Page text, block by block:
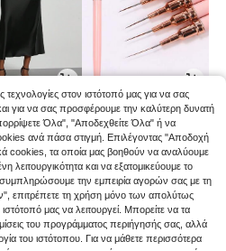
-1% 3.54€3.58€ -1%
στον ιστότοπό μας για να σας
για να σας προσφέρουμε την καλύτερη δυνατή
Όλα", "Αποδεχθείτε Όλα" ή να
ανά πάσα στιγμή. Επιλέγοντας "Αποδοχή
cookies, τα οποία μας βοηθούν να αναλύουμε
λειτουργικότητα και να εξατομικεύουμε το
συμπληρώσουμε την εμπειρία αγορών σας με τη
επιτρέπετε τη χρήση μόνο των απολύτως
μας να λειτουργεί. Μπορείτε να τα
του προγράμματος περιήγησής σας, αλλά
του ιστότοπου. Για να μάθετε περισσότερα